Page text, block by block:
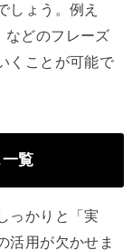
しょう。例え
どのフレーズ
くことが可能で
覧
っかりと「実
活用が欠かせま